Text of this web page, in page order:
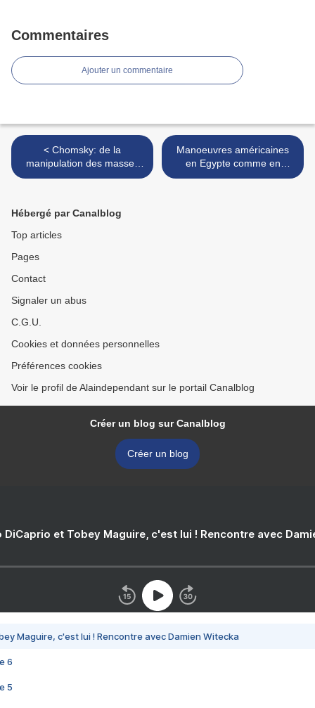
Commentaires
Ajouter un commentaire
< Chomsky: de la
manipulation des masses
pour les contrôler
Manoeuvres américaines
en Egypte comme en
Tunisie >
Hébergé par Canalblog
Top articles
Pages
Contact
Signaler un abus
C.G.U.
Cookies et données personnelles
Préférences cookies
Voir le profil de Alaindependant sur le portail Canalblog
Créer un blog sur Canalblog
Créer un blog
DiCaprio et Tobey Maguire, c'est lui ! Rencontre avec
Maguire, c'est lui ! Rencontre avec Damien Witecka
6
5